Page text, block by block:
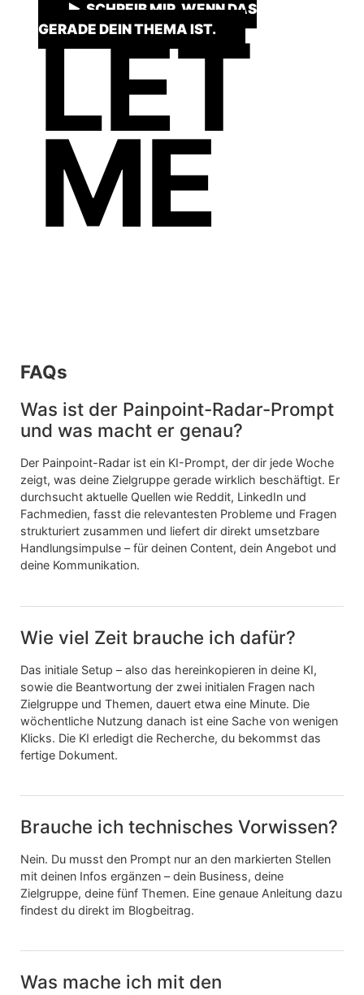
▶ SCHREIB MIR, WENN DAS
GERADE DEIN THEMA IST.
LET
ME
FAQs
Was ist der Painpoint-Radar-Prompt
und was macht er genau?
Der Painpoint-Radar ist ein KI-Prompt, der dir jede Woche
zeigt, was deine Zielgruppe gerade wirklich beschäftigt. Er
durchsucht aktuelle Quellen wie Reddit, LinkedIn und
Fachmedien, fasst die relevantesten Probleme und Fragen
strukturiert zusammen und liefert dir direkt umsetzbare
Handlungsimpulse – für deinen Content, dein Angebot und
deine Kommunikation.
Wie viel Zeit brauche ich dafür?
Das initiale Setup – also das hereinkopieren in deine KI,
sowie die Beantwortung der zwei initialen Fragen nach
Zielgruppe und Themen, dauert etwa eine Minute. Die
wöchentliche Nutzung danach ist eine Sache von wenigen
Klicks. Die KI erledigt die Recherche, du bekommst das
fertige Dokument.
Brauche ich technisches Vorwissen?
Nein. Du musst den Prompt nur an den markierten Stellen
mit deinen Infos ergänzen – dein Business, deine
Zielgruppe, deine fünf Themen. Eine genaue Anleitung dazu
findest du direkt im Blogbeitrag.
Was mache ich mit den